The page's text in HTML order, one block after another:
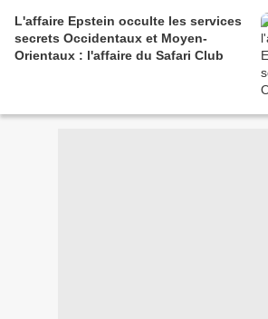
L'affaire Epstein occulte les services
secrets Occidentaux et Moyen-
Orientaux : l'affaire du Safari Club